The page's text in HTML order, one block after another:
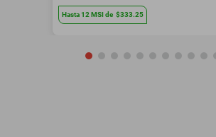
Hasta12 MSIde $333.25